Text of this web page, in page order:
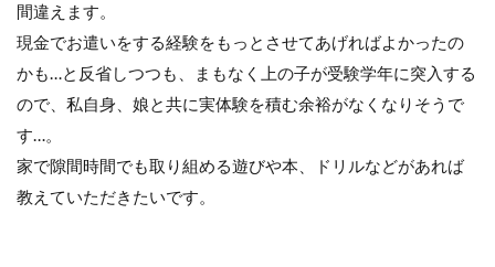
間違えます。
現金でお遣いをする経験をもっとさせてあげればよかったの
かも…と反省しつつも、まもなく上の子が受験学年に突入する
ので、私自身、娘と共に実体験を積む余裕がなくなりそうで
す…。
家で隙間時間でも取り組める遊びや本、ドリルなどがあれば
教えていただきたいです。